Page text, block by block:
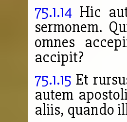
75.1.14 Hic
sermonem.
omnes
accipit?
75.1.15 Et
autem
aliis, quando